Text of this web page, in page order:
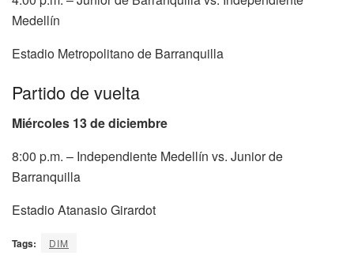
Medellín
Estadio Metropolitano de Barranquilla
Partido de vuelta
Miércoles 13 de diciembre
8:00 p.m. – Independiente Medellín vs. Junior de
Barranquilla
Estadio Atanasio Girardot
Tags: DIM